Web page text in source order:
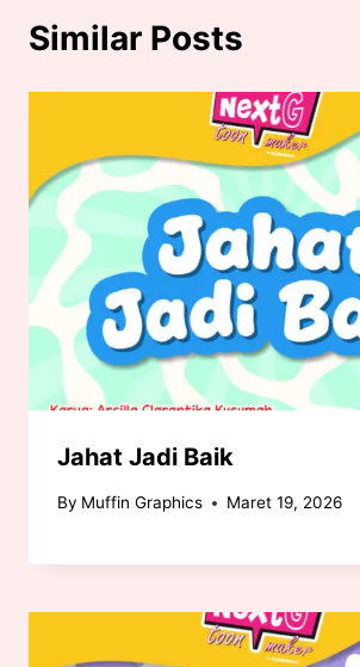
Similar Posts
Jahat Jadi Baik
By Muffin Graphics Maret 19, 2026